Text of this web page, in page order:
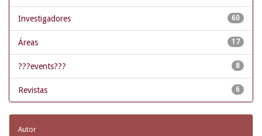
60
Investigadores
17
Áreas
8
???events???
6
Revistas
Autor